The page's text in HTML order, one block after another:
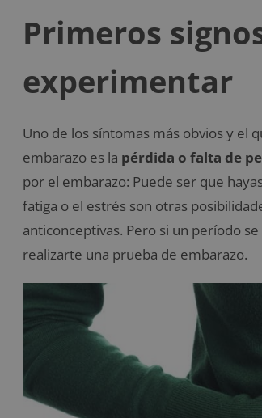
Primeros
experimentar
Uno de los síntomas más obvios y el
embarazo es la pérdida o falta de
por el embarazo: Puede ser que
fatiga o el estrés son otras
anticonceptivas. Pero si un período
realizarte una prueba de embarazo.